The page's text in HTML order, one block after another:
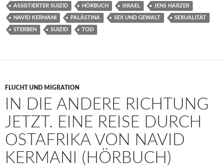
ASSISTIERTER SUIZID HÖRBUCH ISRAEL JENS HARZER
NAVID KERMANI PALÄSTINA SEX UND GEWALT SEXUALITÄT
STERBEN SUIZID TOD
FLUCHT UND MIGRATION
IN DIE ANDERE RICHTUNG
JETZT. EINE REISE DURCH
OSTAFRIKA VON NAVID
KERMANI (HÖRBUCH)